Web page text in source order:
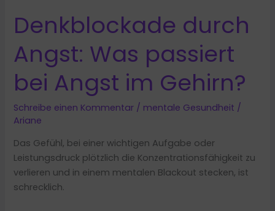
Denkblockade durch
Angst: Was passiert
bei Angst im Gehirn?
Schreibe einen Kommentar / mentale Gesundheit /
Ariane
Das Gefühl, bei einer wichtigen Aufgabe oder
Leistungsdruck plötzlich die Konzentrationsfähigkeit zu
verlieren und in einem mentalen Blackout stecken, ist
schrecklich.